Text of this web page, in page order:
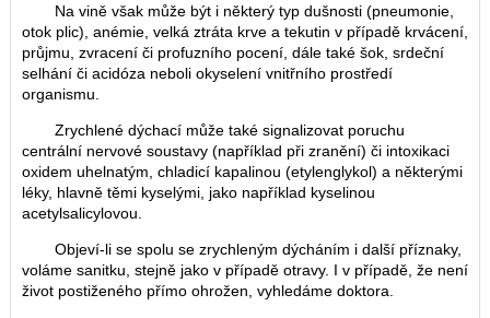
Na vině však může být i některý typ dušnosti (pneumonie,
otok plic), anémie, velká ztráta krve a tekutin v případě krvácení,
průjmu, zvracení či profuzního pocení, dále také šok, srdeční
selhání či acidóza neboli okyselení vnitřního prostředí
organismu.
Zrychlené dýchací může také signalizovat poruchu
centrální nervové soustavy (například při zranění) či intoxikaci
oxidem uhelnatým, chladicí kapalinou (etylenglykol) a některými
léky, hlavně těmi kyselými, jako například kyselinou
acetylsalicylovou.
Objeví-li se spolu se zrychleným dýcháním i další příznaky,
voláme sanitku, stejně jako v případě otravy. I v případě, že není
život postiženého přímo ohrožen, vyhledáme doktora.